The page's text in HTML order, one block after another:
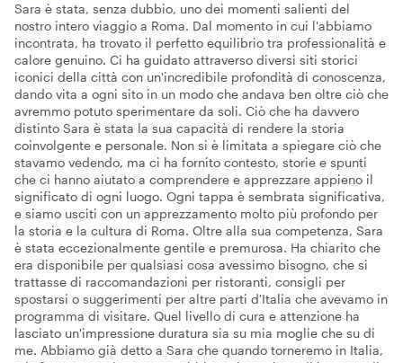
Sara è stata, senza dubbio, uno dei momenti salienti del
nostro intero viaggio a Roma. Dal momento in cui l'abbiamo
incontrata, ha trovato il perfetto equilibrio tra professionalità e
calore genuino. Ci ha guidato attraverso diversi siti storici
iconici della città con un'incredibile profondità di conoscenza,
dando vita a ogni sito in un modo che andava ben oltre ciò che
avremmo potuto sperimentare da soli. Ciò che ha davvero
distinto Sara è stata la sua capacità di rendere la storia
coinvolgente e personale. Non si è limitata a spiegare ciò che
stavamo vedendo, ma ci ha fornito contesto, storie e spunti
che ci hanno aiutato a comprendere e apprezzare appieno il
significato di ogni luogo. Ogni tappa è sembrata significativa,
e siamo usciti con un apprezzamento molto più profondo per
la storia e la cultura di Roma. Oltre alla sua competenza, Sara
è stata eccezionalmente gentile e premurosa. Ha chiarito che
era disponibile per qualsiasi cosa avessimo bisogno, che si
trattasse di raccomandazioni per ristoranti, consigli per
spostarsi o suggerimenti per altre parti d'Italia che avevamo in
programma di visitare. Quel livello di cura e attenzione ha
lasciato un'impressione duratura sia su mia moglie che su di
me. Abbiamo già detto a Sara che quando torneremo in Italia,